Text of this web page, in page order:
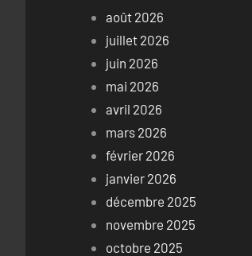
août 2026
juillet 2026
juin 2026
mai 2026
avril 2026
mars 2026
février 2026
janvier 2026
décembre 2025
novembre 2025
octobre 2025